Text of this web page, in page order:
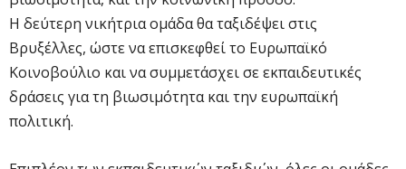
Η δεύτερη νικήτρια ομάδα θα ταξιδέψει στις
Βρυξέλλες, ώστε να επισκεφθεί το Ευρωπαϊκό
Κοινοβούλιο και να συμμετάσχει σε εκπαιδευτικές
δράσεις για τη βιωσιμότητα και την ευρωπαϊκή
πολιτική.